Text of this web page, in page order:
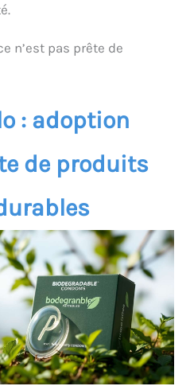
n’est pas prête de
: adoption
de produits